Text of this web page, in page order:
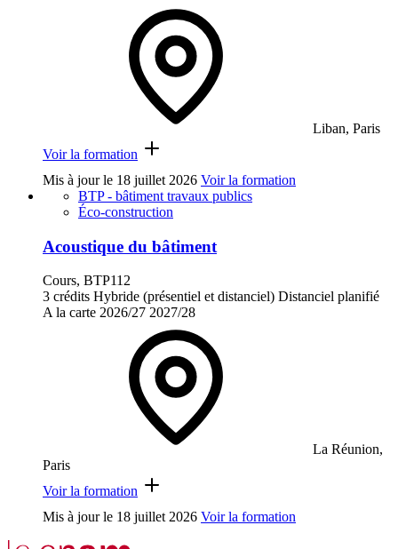
Liban, Paris
Voir la formation
Mis à jour le 18 juillet 2026 Voir la formation
BTP - bâtiment travaux publics
Éco-construction
Acoustique du bâtiment
Cours, BTP112
3 crédits Hybride (présentiel et distanciel) Distanciel planifié
A la carte 2026/27 2027/28
La Réunion,
Paris
Voir la formation
Mis à jour le 18 juillet 2026 Voir la formation